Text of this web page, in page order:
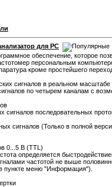
для PC
обеспечение, которое
персональным
кроме простейшего
сигналов в реальном
по четырем каналам с
сигналов последовательных
сигналов (Только в полной
0...5 В (TTL)
определяется
частотой не выше
пункте меню "Информация").